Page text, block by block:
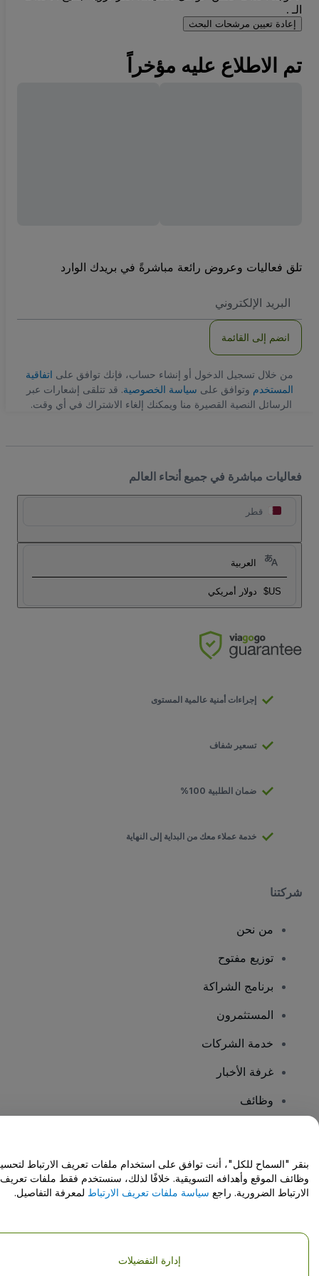
الـ .
إعادة تعيين مرشحات البحث
تم الاطلاع عليه مؤخراً
تلق فعاليات وعروض رائعة مباشرةً في بريدك الوارد
الاكتروني
انضم إلى القائمة
من خلال تسجيل الدخول أو إنشاء حساب، فإنك توافق على اتفاقية
المستخدم وتوافق على سياسة الخصوصية. قد تتلقى إشعارات عبر
الرسائل النصية القصيرة منا ويمكنك إلغاء الاشتراك في أي وقت.
فعاليات مباشرة في جميع أنحاء العالم
قطر
العربية
US$ دولار أمريكي
إجراءات أمنية عالمية المستوى
تسعير شفاف
ضمان الطلبية 100%
خدمة عملاء معك من البداية إلى النهاية
شركتنا
من نحن
توزيع مفتوح
برنامج الشراكة
المستثمرون
خدمة الشركات
غرفة الأخبار
وظائف
مركز المساعدة / اتصل بنا
حقوق النشر © شركة فياجوجو المحدودة 2026
تفاصيل الشركة
بنقر "السماح للكل"، أنت توافق على استخدام ملفات تعريف الارتباط
وظائف الموقع وأهدافه التسويقية. خلافًا لذلك، سنستخدم فقط ملفات تعريف
الارتباط الضرورية. راجع سياسة ملفات تعريف الارتباط لمعرفة التفاصيل.
إدارة التفضيلات